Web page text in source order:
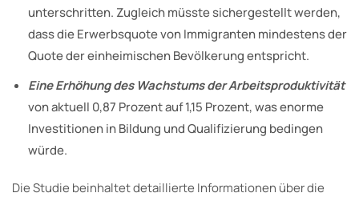
unterschritten. Zugleich müsste sichergestellt werden,
dass die Erwerbsquote von Immigranten mindestens der
Quote der einheimischen Bevölkerung entspricht.
Eine Erhöhung des Wachstums der Arbeitsproduktivität
von aktuell 0,87 Prozent auf 1,15 Prozent, was enorme
Investitionen in Bildung und Qualifizierung bedingen
würde.
Die Studie beinhaltet detaillierte Informationen über die